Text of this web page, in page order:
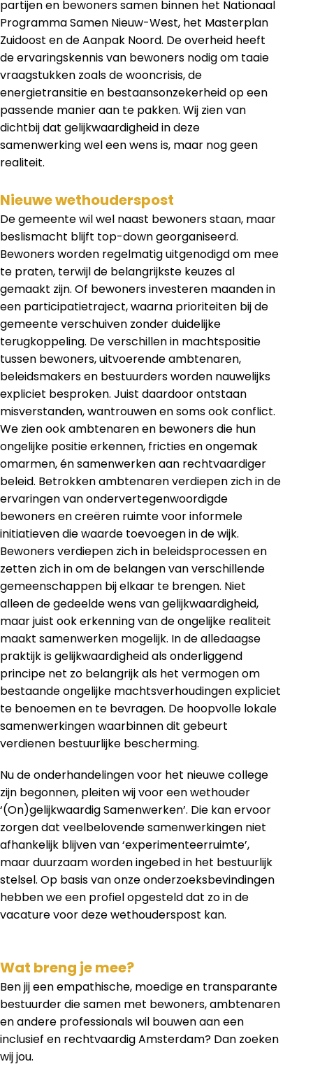
partijen en bewoners samen binnen het Nationaal
Programma Samen Nieuw-West, het Masterplan
Zuidoost en de Aanpak Noord. De overheid heeft
de ervaringskennis van bewoners nodig om taaie
vraagstukken zoals de wooncrisis, de
energietransitie en bestaansonzekerheid op een
passende manier aan te pakken. Wij zien van
dichtbij dat gelijkwaardigheid in deze
samenwerking wel een wens is, maar nog geen
realiteit.
Nieuwe wethouderspost
De gemeente wil wel naast bewoners staan, maar
beslismacht blijft top-down georganiseerd.
Bewoners worden regelmatig uitgenodigd om mee
te praten, terwijl de belangrijkste keuzes al
gemaakt zijn. Of bewoners investeren maanden in
een participatietraject, waarna prioriteiten bij de
gemeente verschuiven zonder duidelijke
terugkoppeling. De verschillen in machtspositie
tussen bewoners, uitvoerende ambtenaren,
beleidsmakers en bestuurders worden nauwelijks
expliciet besproken. Juist daardoor ontstaan
misverstanden, wantrouwen en soms ook conflict.
We zien ook ambtenaren en bewoners die hun
ongelijke positie erkennen, fricties en ongemak
omarmen, én samenwerken aan rechtvaardiger
beleid. Betrokken ambtenaren verdiepen zich in de
ervaringen van ondervertegenwoordigde
bewoners en creëren ruimte voor informele
initiatieven die waarde toevoegen in de wijk.
Bewoners verdiepen zich in beleidsprocessen en
zetten zich in om de belangen van verschillende
gemeenschappen bij elkaar te brengen. Niet
alleen de gedeelde wens van gelijkwaardigheid,
maar juist ook erkenning van de ongelijke realiteit
maakt samenwerken mogelijk. In de alledaagse
praktijk is gelijkwaardigheid als onderliggend
principe net zo belangrijk als het vermogen om
bestaande ongelijke machtsverhoudingen expliciet
te benoemen en te bevragen. De hoopvolle lokale
samenwerkingen waarbinnen dit gebeurt
verdienen bestuurlijke bescherming.
Nu de onderhandelingen voor het nieuwe college
zijn begonnen, pleiten wij voor een wethouder
‘(On)gelijkwaardig Samenwerken’. Die kan ervoor
zorgen dat veelbelovende samenwerkingen niet
afhankelijk blijven van ‘experimenteerruimte’,
maar duurzaam worden ingebed in het bestuurlijk
stelsel. Op basis van onze onderzoeksbevindingen
hebben we een profiel opgesteld dat zo in de
vacature voor deze wethouderspost kan.
Wat breng je mee?
Ben jij een empathische, moedige en transparante
bestuurder die samen met bewoners, ambtenaren
en andere professionals wil bouwen aan een
inclusief en rechtvaardig Amsterdam? Dan zoeken
wij jou.